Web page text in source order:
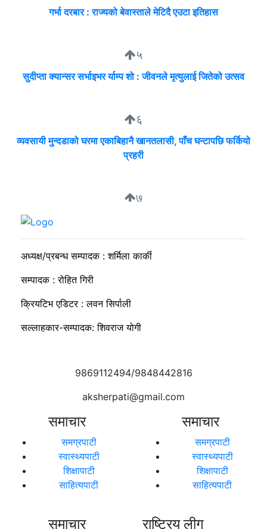
गर्भा दरबार : राज्यको बेवास्ताले मेटिदै एउटा इतिहास
५
सुदीप्ता क्यान्सर सर्भाइभर र्याम्प शो : जीवनले मृत्युलाई जितेको उत्सव
६
व्यवसायी मुन्दडाको घरमा एकाबिहानै खानतलासी, पाँच घन्टापछि फर्कियो
प्रहरी
७
मार्भलस स्कुलमा विद्यार्थी नेताहरूलाई नेतृत्व विकास तालिम
अध्यक्ष/प्रबन्ध सम्पादक : शर्मिला कार्की
सम्पादक : रोहित गिरी
क्रियटिभ एडिटर : लवन सिर्पाली
सल्लाहकार-सम्पादक: शिवराज योगी
9869112494/9848442816
aksherpati@gmail.com
समाचार
समग्रपाटी
स्वास्थ्यपाटी
शिक्षापाटी
साहित्यपाटी
समाचार
समग्रपाटी
स्वास्थ्यपाटी
शिक्षापाटी
साहित्यपाटी
समाचार राष्ट्रिय लीग